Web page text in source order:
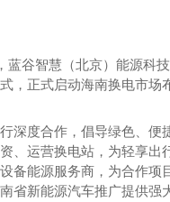
蓝谷智慧（北京）能源科
，正式启动海南换电市场
深度合作，倡导绿色、
、运营换电站，为轻享
备能源服务商，为合作
省新能源汽车推广提供